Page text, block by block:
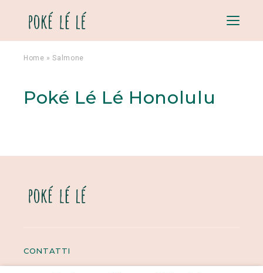
Menu
Home »Salmone
Poké Lé Lé Honolulu
CONTATTI